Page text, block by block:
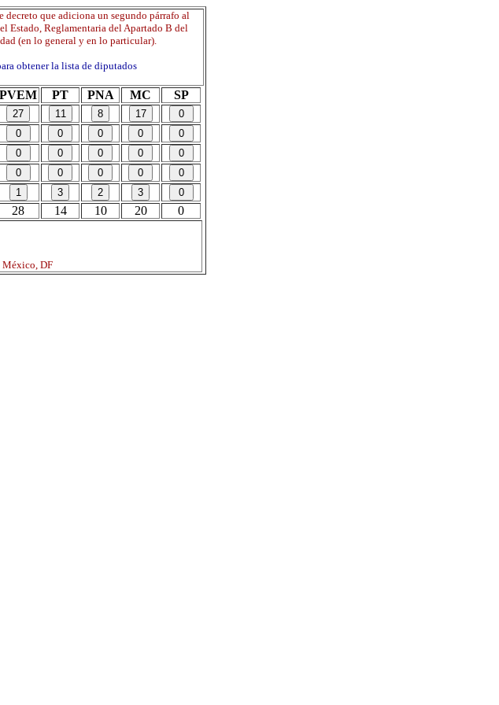
que adiciona un segundo párrafo al
Estado, Reglamentaria del Apartado B del
(en lo general y en lo particular).
la lista de diputados
PVEM PT PNA MC
SP
28 14 10 20 0
México, DF